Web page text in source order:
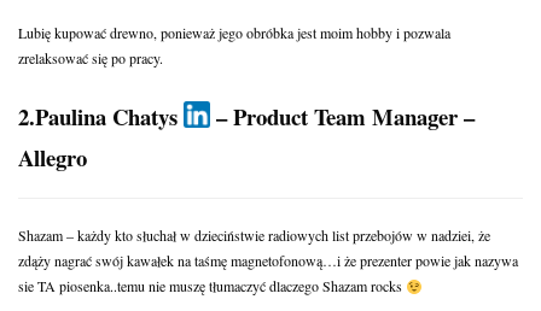
Lubię kupować drewno, ponieważ jego obróbka jest moim hobby i pozwala
zrelaksować się po pracy.
2.Paulina Chatys
– Product Team Manager –
Allegro
Shazam – każdy kto słuchał w dzieciństwie radiowych list przebojów w nadziei, że
zdąży nagrać swój kawałek na taśmę magnetofonową…i że prezenter powie jak nazywa
sie TA piosenka..temu nie muszę tłumaczyć dlaczego Shazam rocks